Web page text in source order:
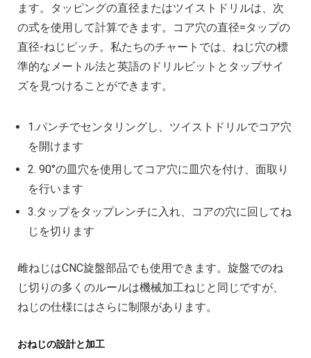
ます。タッピングの直径またはツイストドリルは、次
の式を使用して計算できます。コア穴の直径=タップの
直径-ねじピッチ。私たちのチャートでは、ねじ穴の標
準的なメートル法と英語のドリルビットとタップサイ
ズを見つけることができます。
1.パンチでセンタリングし、ツイストドリルでコア穴
を開けます
2. 90°の皿穴を使用してコア穴に皿穴を付け、面取り
を行います
3.タップをタップレンチに入れ、コアの穴に回してね
じを切ります
雌ねじはCNC旋盤部品でも使用できます。旋盤でのね
じ切りの多くのルールは機械加工ねじと同じですが、
ねじの仕様にはさらに制限があります。
おねじの設計と加工